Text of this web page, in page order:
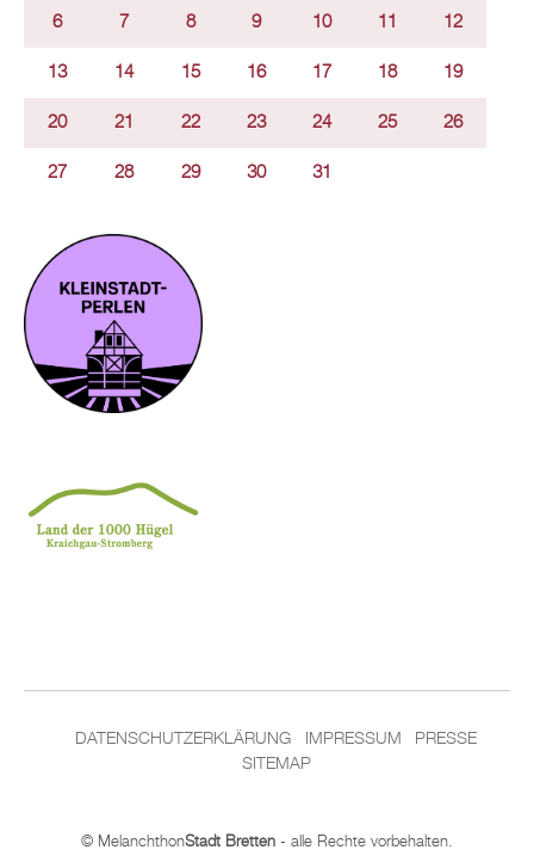
6 7 8 9 10 11 12
13 14 15 16 17 18 19
20 21 22 23 24 25 26
27 28 29 30 31
DATENSCHUTZERKLÄRUNG IMPRESSUM
PRESSE
SITEMAP
© MelanchthonStadt Bretten - alle Rechte vorbehalten.